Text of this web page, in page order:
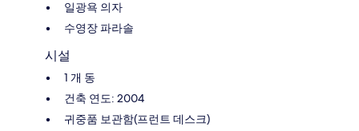
일광욕 의자
수영장 파라솔
시설
1 개 동
건축 연도: 2004
귀중품 보관함(프런트 데스크)